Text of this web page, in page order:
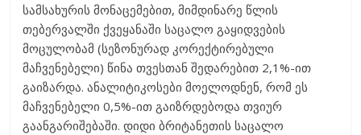
სამსახურის მონაცემებით, მიმდინარე წლის
თებერვალში ქვეყანაში საცალო გაყიდვების
მოცულობამ (სეზონურად კორექტირებული
მაჩვენებელი) წინა თვესთან შედარებით 2,1%-ით
გაიზარდა. ანალიტიკოსები მოელოდნენ, რომ ეს
მაჩვენებელი 0,5%-ით გაიზრდებოდა თვიურ
გაანგარიშებაში. დიდი ბრიტანეთის საცალო